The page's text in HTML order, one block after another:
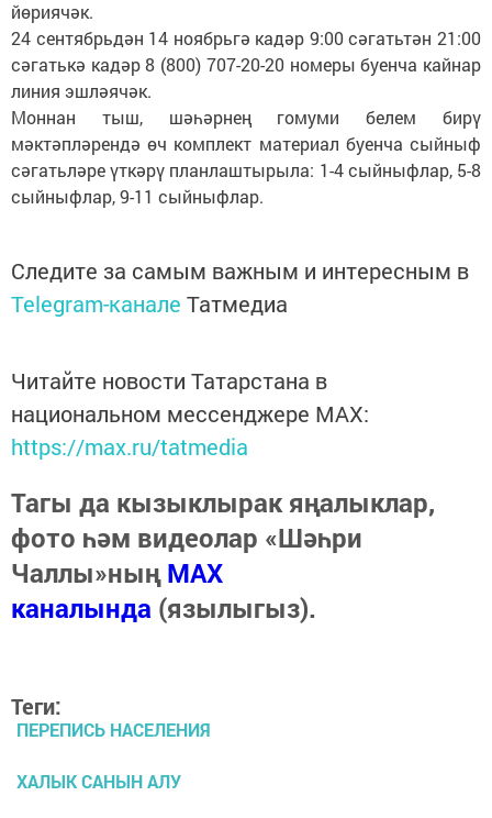
йөриячәк.
24 сентябрьдән 14 ноябрьгә кадәр 9:00 сәгатьтән 21:00
сәгатькә кадәр 8 (800) 707-20-20 номеры буенча кайнар
линия эшләячәк.
Моннан тыш, шәһәрнең гомуми белем бирү
мәктәпләрендә өч комплект материал буенча сыйныф
сәгатьләре үткәрү планлаштырыла: 1-4 сыйныфлар, 5-8
сыйныфлар, 9-11 сыйныфлар.
Следите за самым важным и интересным в
Telegram-канале Татмедиа
Читайте новости Татарстана в
национальном мессенджере MАХ:
https://max.ru/tatmedia
Тагы да кызыклырак яңалыклар,
фото һәм видеолар «Шәһри
Чаллы»ныңMAX
каналында (язылыгыз).
Теги:
ПЕРЕПИСЬ НАСЕЛЕНИЯ
ХАЛЫК САНЫН АЛУ